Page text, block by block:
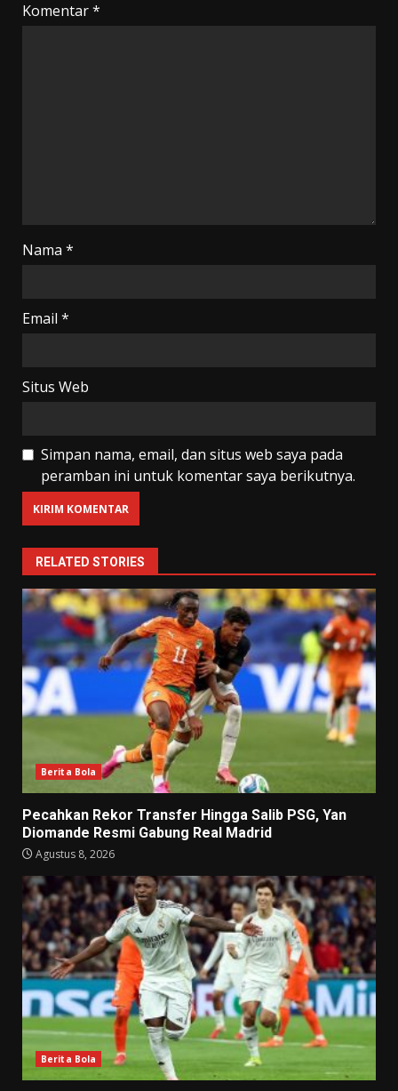
Komentar*
Nama *
Email *
Situs Web
Simpan nama, email, dan situs web saya pada
peramban ini untuk komentar saya berikutnya.
RELATED STORIES
Berita Bola
Pecahkan Rekor Transfer Hingga Salib PSG, Yan
Diomande Resmi Gabung Real Madrid
Agustus 8, 2026
Berita Bola